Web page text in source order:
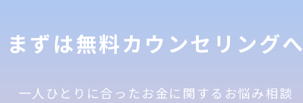
まずは無料カウンセリングへ
一人ひとりに合ったお金に関するお悩み相談